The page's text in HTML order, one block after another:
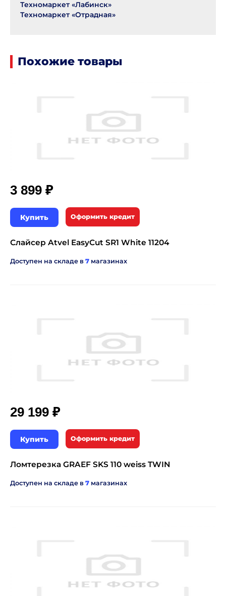
Техномаркет «Лабинск»
Техномаркет «Отрадная»
Похожие товары
3 899 ₽
Купить Оформить кредит
Слайсер Atvel EasyCut SR1 White 11204
Доступен на складе в 7 магазинах
29 199 ₽
Купить Оформить кредит
Ломтерезка GRAEF SKS 110 weiss TWIN
Доступен на складе в 7 магазинах